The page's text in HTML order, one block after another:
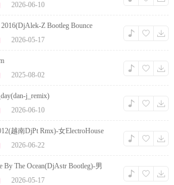
2026-06-10
Z Bootleg Bounce
2026-05-17
2025-08-02
j_remix)
2026-06-10
越南DjPt Rmx)-女ElectroHouse
2026-06-22
By The Ocean(DjAstr Bootleg)-男
2026-05-17